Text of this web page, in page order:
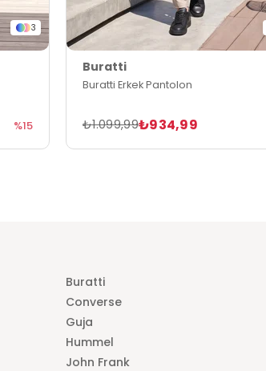
3
%15
Buratti
Buratti Erkek Pantolon
₺934,99
₺1.099,99
Buratti
Converse
Guja
Hummel
John Frank